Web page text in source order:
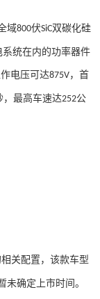
域800伏SiC双碳化硅
统在内的功率器件
电压可达875V，首
，最高车速达252公
相关配置，该款车型
未确定上市时间。